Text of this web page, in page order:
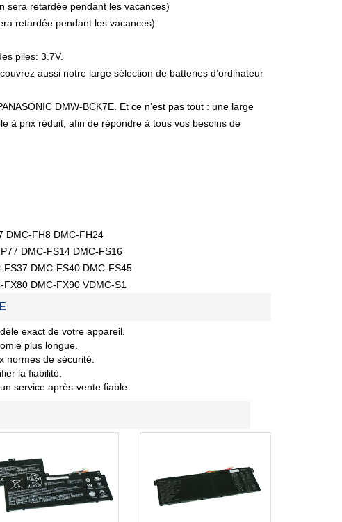
sera retardée pendant les vacances)
retardée pendant les vacances)
piles: 3.7V.
aussi notre large sélection de batteries d’ordinateur
DMW-BCK7E. Et ce n’est pas tout : une large
à prix réduit, afin de répondre à tous vos besoins de
DMC-FH8 DMC-FH24
DMC-FS14 DMC-FS16
FS37 DMC-FS40 DMC-FS45
DMC-FX90 VDMC-S1
exact de votre appareil.
plus longue.
normes de sécurité.
la fiabilité.
service après-vente fiable.